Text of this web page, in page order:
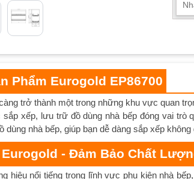
Phẩm Eurogold EP86700
trở thành một trong những khu vực quan
sắp xếp, lưu trữ đồ dùng nhà bếp đóng vai trò
dùng nhà bếp, giúp bạn dễ dàng sắp xếp
- Đảm Bảo Chất
hiệu nổi tiếng trong lĩnh vực phụ kiện nhà